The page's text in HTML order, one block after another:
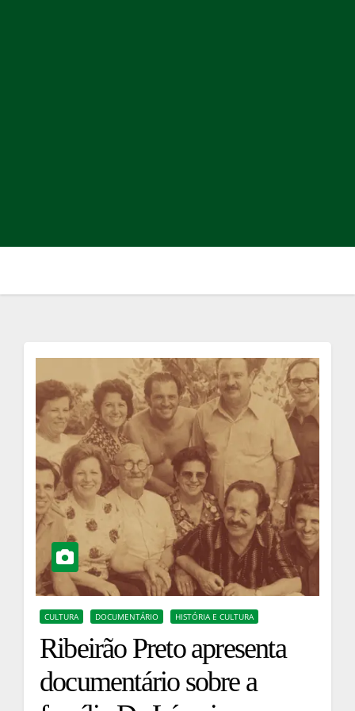
CULTURA DOCUMENTÁRIO HISTÓRIA E CULTURA
Ribeirão Preto apresenta
documentário sobre a